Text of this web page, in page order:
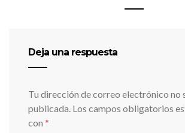
Deja una respuesta
Tu dirección de correo electrónico no
publicada. Los campos obligatorios
con *